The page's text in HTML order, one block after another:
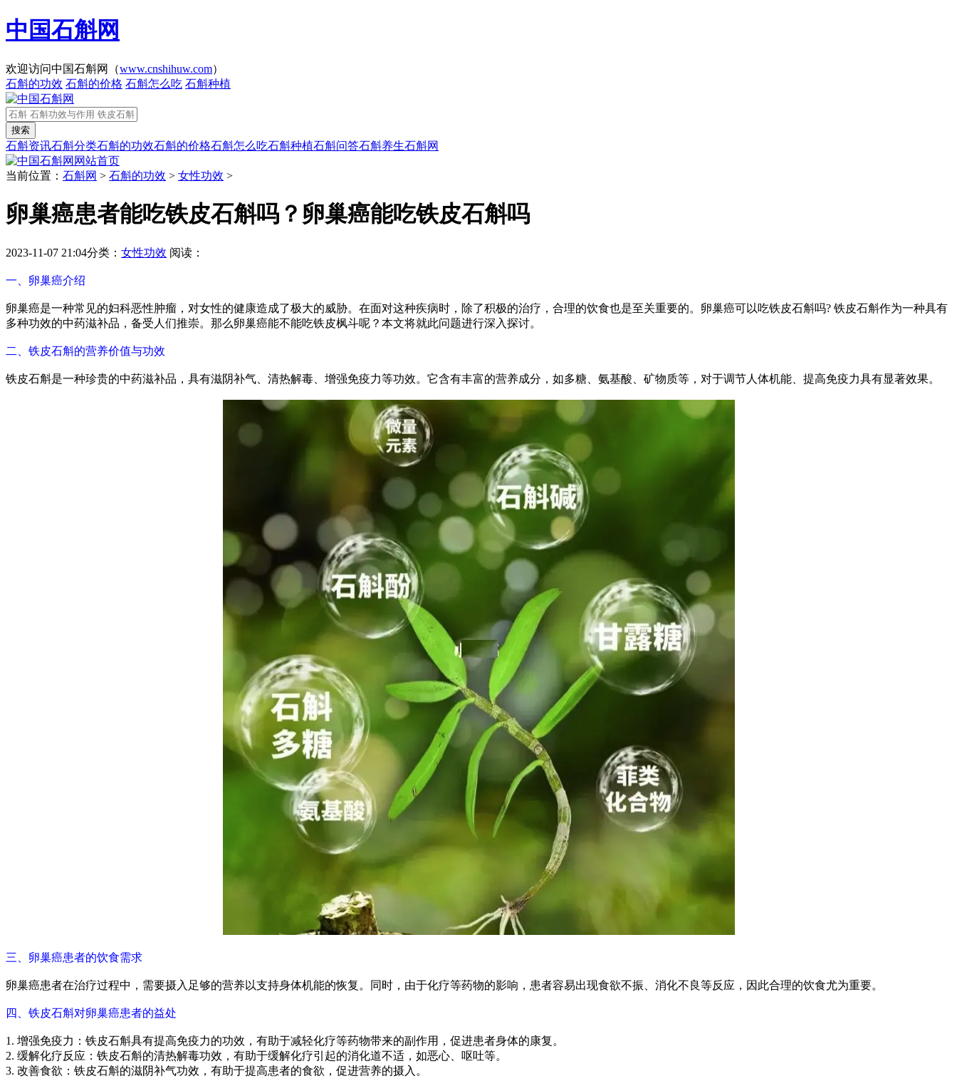
中国石斛网
欢迎访问中国石斛网（www.cnshihuw.com）
石斛的功效 石斛的价格 石斛怎么吃 石斛种植
石斛资讯石斛分类石斛的功效石斛的价格石斛怎么吃石斛种植石斛问答石斛养生石斛网
网站首页
当前位置： 石斛网 > 石斛的功效 > 女性功效 >
卵巢癌患者能吃铁皮石斛吗？卵巢癌能吃铁皮石斛吗
2023-11-07 21:04分类： 女性功效 阅读：
一、卵巢癌介绍
卵巢癌是一种常见的妇科恶性肿瘤，对女性的健康造成了极大的威胁。在面对这种疾病时，除了积极的治疗，合理的饮食也是至关重要的。卵巢癌可以吃铁皮石斛吗? 铁皮石斛作为一种具有
多种功效的中药滋补品，备受人们推崇。那么卵巢癌能不能吃铁皮枫斗呢？本文将就此问题进行深入探讨。
二、铁皮石斛的营养价值与功效
铁皮石斛是一种珍贵的中药滋补品，具有滋阴补气、清热解毒、增强免疫力等功效。它含有丰富的营养成分，如多糖、氨基酸、矿物质等，对于调节人体机能、提高免疫力具有显著效果。
三、卵巢癌患者的饮食需求
卵巢癌患者在治疗过程中，需要摄入足够的营养以支持身体机能的恢复。同时，由于化疗等药物的影响，患者容易出现食欲不振、消化不良等反应，因此合理的饮食尤为重要。
四、铁皮石斛对卵巢癌患者的益处
1. 增强免疫力：铁皮石斛具有提高免疫力的功效，有助于减轻化疗等药物带来的副作用，促进患者身体的康复。
2. 缓解化疗反应：铁皮石斛的清热解毒功效，有助于缓解化疗引起的消化道不适，如恶心、呕吐等。
3. 改善食欲：铁皮石斛的滋阴补气功效，有助于提高患者的食欲，促进营养的摄入。